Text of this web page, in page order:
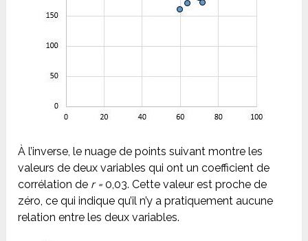
À l’inverse, le nuage de points suivant montre les
valeurs de deux variables qui ont un coefficient de
corrélation de r =0,03. Cette valeur est proche de
zéro, ce qui indique qu’il n’y a pratiquement aucune
relation entre les deux variables.